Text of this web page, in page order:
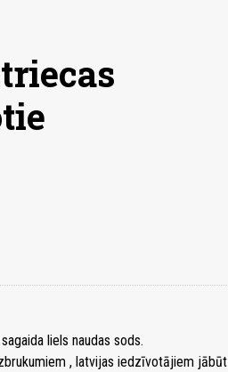
liels naudas sods.
, latvijas iedzīvotājiem jābūt